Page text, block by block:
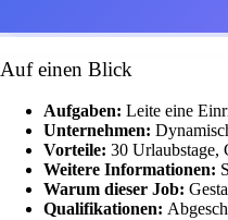
Auf einen Blick
Aufgaben: Leite eine
Unternehmen:
Vorteile: 30 Urlaubstage,
Weitere Informationen:
Warum dieser Job:
Qualifikationen: